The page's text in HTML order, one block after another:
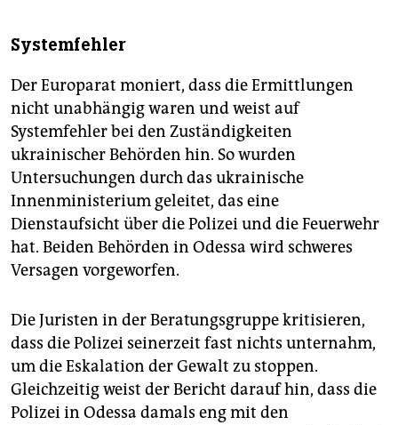
Systemfehler
Der Europarat moniert, dass die Ermittlungen
nicht unabhängig waren und weist auf
Systemfehler bei den Zuständigkeiten
ukrainischer Behörden hin. So wurden
Untersuchungen durch das ukrainische
Innenministerium geleitet, das eine
Dienstaufsicht über die Polizei und die Feuerwehr
hat. Beiden Behörden in Odessa wird schweres
Versagen vorgeworfen.
Die Juristen in der Beratungsgruppe kritisieren,
dass die Polizei seinerzeit fast nichts unternahm,
um die Eskalation der Gewalt zu stoppen.
Gleichzeitig weist der Bericht darauf hin, dass die
Polizei in Odessa damals eng mit den